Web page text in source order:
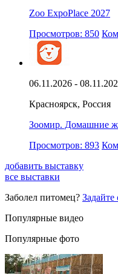
Zoo ExpoPlace 2027
Просмотров: 850
06.11.2026 -
Красноярск, Россия
Зоомир. Домашние
Просмотров: 893
добавить выставку
все выставки
Заболел питомец? Задайте
Популярные видео
Популярные фото